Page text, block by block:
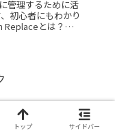
管理するために活
初心者にもわかり
とは？
トップ サイドバー